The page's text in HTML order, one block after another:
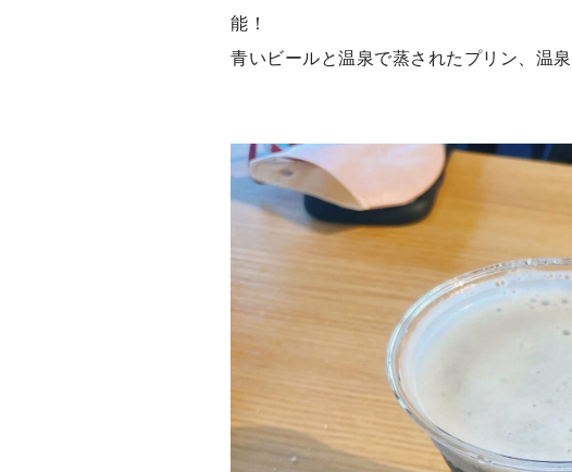
能！
青いビールと温泉で蒸されたプリン、温泉